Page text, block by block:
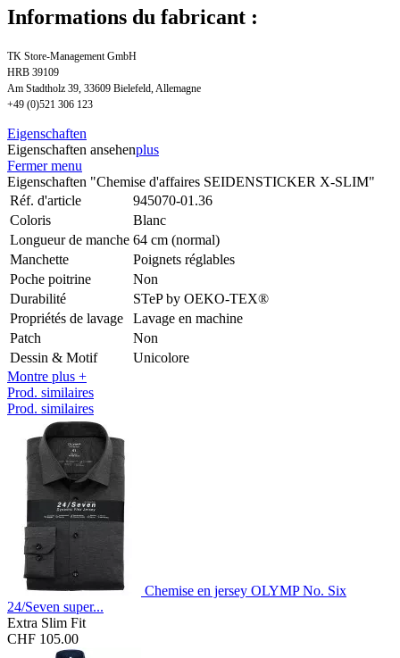
Informations du fabricant :
TK Store-Management GmbH
HRB 39109
Am Stadtholz 39, 33609 Bielefeld, Allemagne
+49 (0)521 306 123
Eigenschaften
Eigenschaften ansehenplus
Fermer menu
Eigenschaften "Chemise d'affaires SEIDENSTICKER X-SLIM"
Réf. d'article
945070-01.36
Coloris
Blanc
Longueur de manche 64 cm (normal)
Manchette
Poignets réglables
Poche poitrine
Non
Durabilité
STeP by OEKO-TEX®
Propriétés de lavage
Lavage en machine
Patch
Non
Dessin & Motif
Unicolore
Montre plus +
Prod. similaires
Prod. similaires
Chemise en jersey OLYMP No. Six
24/Seven super...
Extra Slim Fit
CHF 105.00